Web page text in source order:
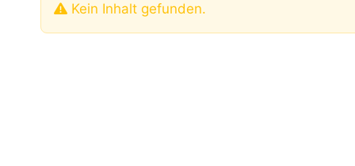
Kein Inhalt gefunden.